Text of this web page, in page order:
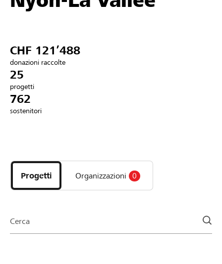
Aiuto & supporto
Collegarsi
DE FR IT
CHF 121’488
donazioni raccolte
25
progetti
762
sostenitori
i
progetti
e
della
Progetti Organizzazioni 0
Cerca